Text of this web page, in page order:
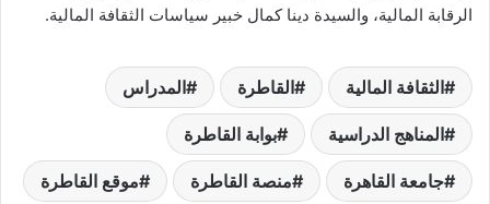
الرقابة المالية، والسيدة دينا كمال خبير سياسات الثقافة المالية.
الثقافة المالية القاطرة المدراس
المناهج الدراسية بوابة القاطرة
جامعة القاهرة منصة القاطرة موقع القاطرة